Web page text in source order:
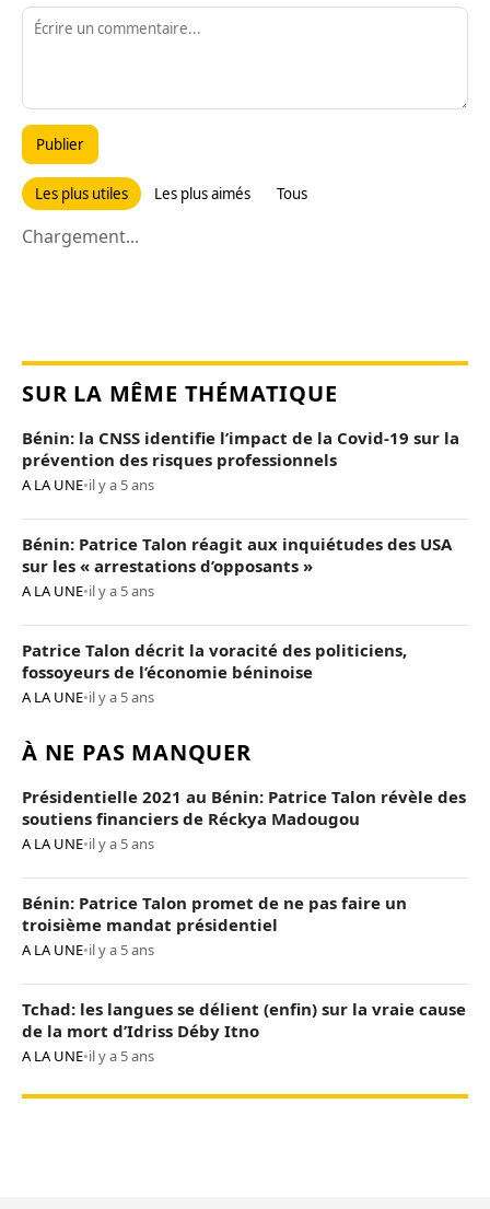
Publier
Les plus utiles Les plus aimés Tous
Chargement...
SUR LA MÊME THÉMATIQUE
Bénin: la CNSS identifie l’impact de la Covid-19 sur la
prévention des risques professionnels
A LA UNE•il y a 5 ans
Bénin: Patrice Talon réagit aux inquiétudes des USA
sur les « arrestations d’opposants »
A LA UNE•il y a 5 ans
Patrice Talon décrit la voracité des politiciens,
fossoyeurs de l’économie béninoise
A LA UNE•il y a 5 ans
À NE PAS MANQUER
Présidentielle 2021 au Bénin: Patrice Talon révèle des
soutiens financiers de Réckya Madougou
A LA UNE•il y a 5 ans
Bénin: Patrice Talon promet de ne pas faire un
troisième mandat présidentiel
A LA UNE•il y a 5 ans
Tchad: les langues se délient (enfin) sur la vraie cause
de la mort d’Idriss Déby Itno
A LA UNE•il y a 5 ans